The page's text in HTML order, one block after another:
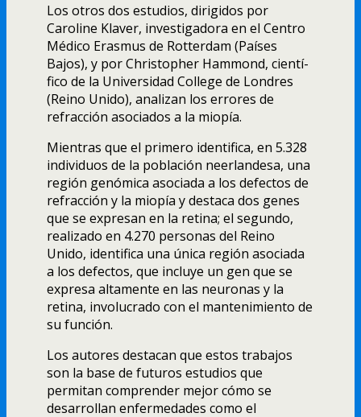
Los otros dos estudios, dirigidos por
Caroline Klaver, investigadora en el Centro
Médico Erasmus de Rotterdam (Paí­ses
Bajos), y por Christopher Hammond, cientí­
fico de la Universidad College de Londres
(Reino Unido), analizan los errores de
refracción asociados a la miopí­a.
Mientras que el primero identifica, en 5.328
individuos de la población neerlandesa, una
región genómica asociada a los defectos de
refracción y la miopí­a y destaca dos genes
que se expresan en la retina; el segundo,
realizado en 4.270 personas del Reino
Unido, identifica una única región asociada
a los defectos, que incluye un gen que se
expresa altamente en las neuronas y la
retina, involucrado con el mantenimiento de
su función.
Los autores destacan que estos trabajos
son la base de futuros estudios que
permitan comprender mejor cómo se
desarrollan enfermedades como el